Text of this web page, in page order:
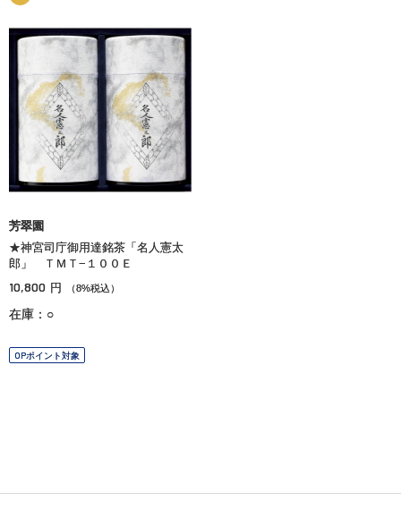
芳翠園
★神宮司庁御用達銘茶「名人憲太
郎」 ＴＭＴ−１００Ｅ
10,800 円 （8%税込）
在庫：○
OPポイント対象